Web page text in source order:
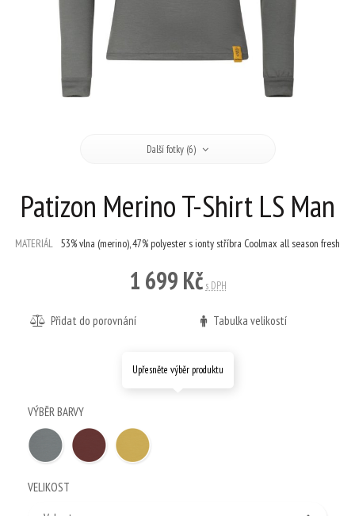
Další fotky (6)
Patizon Merino T-Shirt LS Man
MATERIÁL 53% vlna (merino), 47% polyester s ionty stříbra Coolmax all season fresh
1 699 Kč s DPH
Přidat do porovnání Tabulka velikostí
Upřesněte výběr produktu
VÝBĚR BARVY
VELIKOST